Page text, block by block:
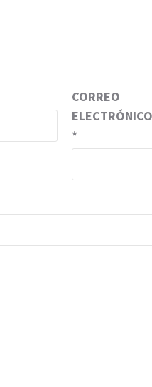
CORREO
ELECTRÓNICO
*